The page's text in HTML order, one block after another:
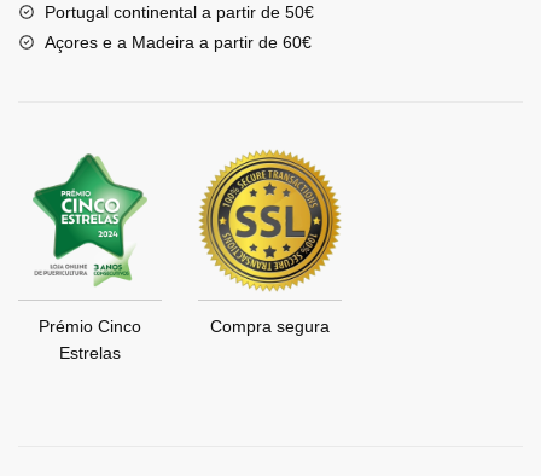
Portugal continental a partir de 50€
Açores e a Madeira a partir de 60€
Prémio Cinco
Estrelas
Compra segura